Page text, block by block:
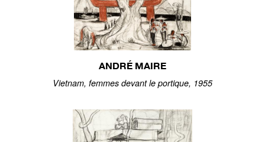
ANDRÉ MAIRE
Vietnam, femmes devant le portique, 1955